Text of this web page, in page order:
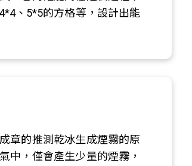
、5*5的方格等，設計出能
章的推測乾冰生成煙霧的原
中，僅會產生少量的煙霧，